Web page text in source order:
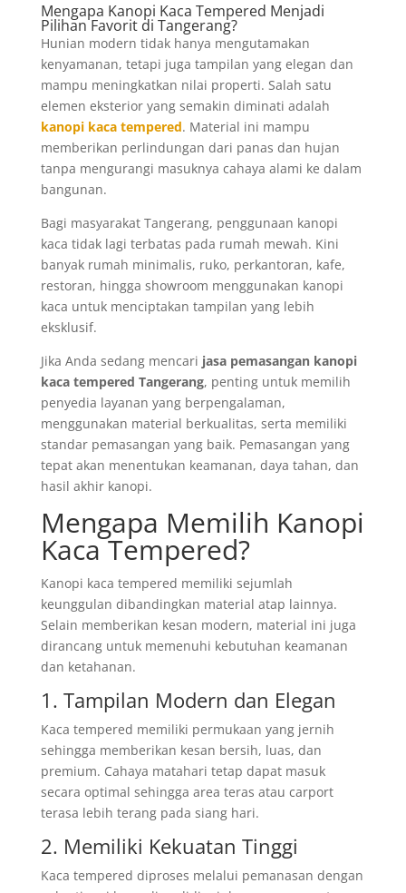
Mengapa Kanopi Kaca Tempered Menjadi
Pilihan Favorit di Tangerang?
Hunian modern tidak hanya mengutamakan
kenyamanan, tetapi juga tampilan yang elegan dan
mampu meningkatkan nilai properti. Salah satu
elemen eksterior yang semakin diminati adalah
kanopi kaca tempered. Material ini mampu
memberikan perlindungan dari panas dan hujan
tanpa mengurangi masuknya cahaya alami ke dalam
bangunan.
Bagi masyarakat Tangerang, penggunaan kanopi
kaca tidak lagi terbatas pada rumah mewah. Kini
banyak rumah minimalis, ruko, perkantoran, kafe,
restoran, hingga showroom menggunakan kanopi
kaca untuk menciptakan tampilan yang lebih
eksklusif.
Jika Anda sedang mencari jasa pemasangan kanopi
kaca tempered Tangerang, penting untuk memilih
penyedia layanan yang berpengalaman,
menggunakan material berkualitas, serta memiliki
standar pemasangan yang baik. Pemasangan yang
tepat akan menentukan keamanan, daya tahan, dan
hasil akhir kanopi.
Mengapa Memilih Kanopi
Kaca Tempered?
Kanopi kaca tempered memiliki sejumlah
keunggulan dibandingkan material atap lainnya.
Selain memberikan kesan modern, material ini juga
dirancang untuk memenuhi kebutuhan keamanan
dan ketahanan.
1. Tampilan Modern dan Elegan
Kaca tempered memiliki permukaan yang jernih
sehingga memberikan kesan bersih, luas, dan
premium. Cahaya matahari tetap dapat masuk
secara optimal sehingga area teras atau carport
terasa lebih terang pada siang hari.
2. Memiliki Kekuatan Tinggi
Kaca tempered diproses melalui pemanasan dengan